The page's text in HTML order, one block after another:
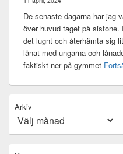
De senaste dagarna har jag
över huvud taget på
det lugnt och återhämta sig
lånat med ungarna och
faktiskt ner på gymmet
Arkiv